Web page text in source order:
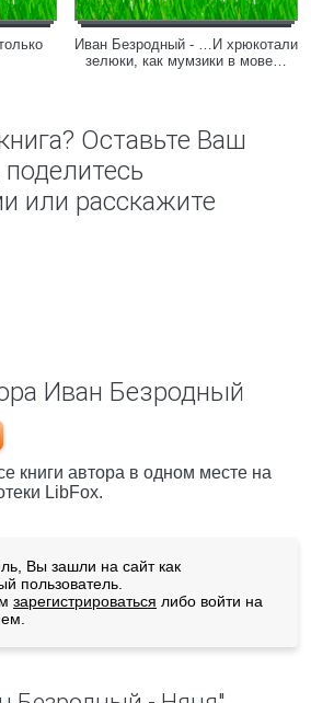
Иван Безродный - …И хрюкотали
зелюки, как мумзики в мове…
Оставьте Ваш
или расскажите
Иван Безродный
книги автора в одном месте на
LibFox.
Вы зашли на сайт как
пользователь.
зарегистрироваться либо войти на